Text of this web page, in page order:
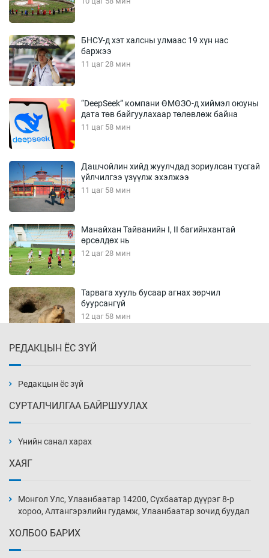
БНСУ-д хэт халсны улмаас 19 хүн нас
баржээ
11 цаг 28 мин
“DeepSeek” компани ӨМӨЗО-д хиймэл оюуны
дата төв байгуулахаар төлөвлөж байна
11 цаг 58 мин
Дашчойлин хийд жуулчдад зориулсан тусгай
үйлчилгээ үзүүлж эхэлжээ
11 цаг 58 мин
Манайхан Тайванийн I, II багийнхантай
өрсөлдөх нь
12 цаг 28 мин
Тарвага хууль бусаар агнах зөрчил
буурсангүй
12 цаг 58 мин
13 цаг 28 мин
13 цаг 58 мин
14 цаг 28 мин
РЕДАКЦЫН ЁС ЗҮЙ
Редакцын ёс зүй
СУРТАЛЧИЛГАА БАЙРШУУЛАХ
Үнийн санал харах
ХАЯГ
Монгол Улс, Улаанбаатар 14200, Сүхбаатар дүүрэг 8-р
хороо, Алтангэрэлийн гудамж, Улаанбаатар зочид буудал
ХОЛБОО БАРИХ